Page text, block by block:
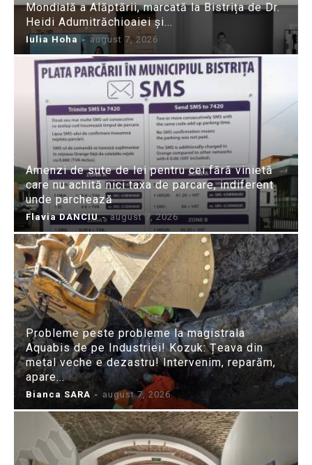
Mondială a Alăptării, marcată la Bistrița de Dr.
Heidi Adumitrăchioaiei și...
Iulia Hoha - august 7, 2026
Amenzi de sute de lei pentru cei fără vinietă
care nu achită nici taxa de parcare, indiferent
unde parchează
Flavia DANCIU - august 7, 2026
Probleme peste probleme la magistrala
Aquabis de pe Industriei! Kozuk: Țeava din
metal veche e dezastru! Intervenim, reparăm,
apare...
Bianca SARA - august 7, 2026